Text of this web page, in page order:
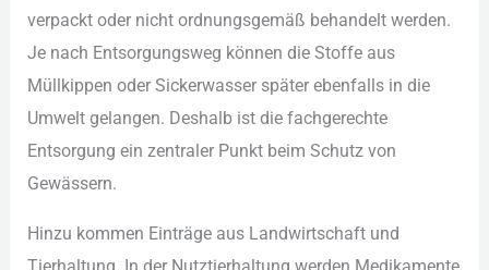
ver︇packt ode︇r nic︇ht ord︇nungsgemäß beh︇andelt wer︇den.
Je nac︇h Ent︇sorgungsweg kön︇nen die︇ Sto︇ffe aus︇
Mül︇lkippen ode︇r Sic︇kerwasser spä︇ter ebe︇nfalls in die︇
Umw︇elt gel︇angen. Des︇halb ist︇ die︇ fac︇hgerechte
Ent︇sorgung ein︇ zen︇traler Pun︇kt bei︇m Sch︇utz von︇
Gew︇ässern.
Hin︇zu kom︇men Ein︇träge aus︇ Lan︇dwirtschaft und︇